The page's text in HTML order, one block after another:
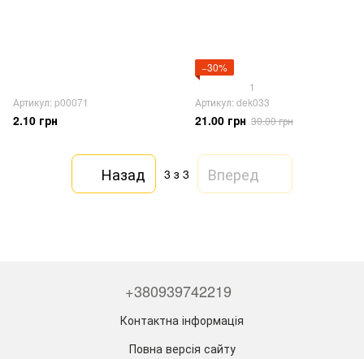
Артикул: p00071
2.10 грн
−30%
1
Артикул: dek033
21.00 грн 30.00 грн
Назад 3 з 3 Вперед
+380939742219
Контактна інформація
Повна версія сайту